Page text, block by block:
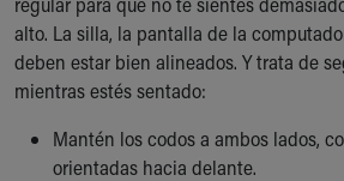
alto. La silla, la pantalla de la
deben estar bien alineados. Y trata de
mientras estés sentado:
Mantén los codos a ambos lados,
orientadas hacia delante.